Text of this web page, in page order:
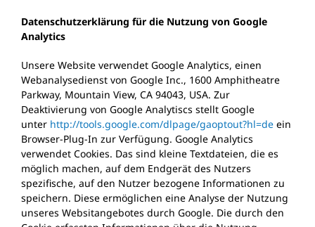
Datenschutzerklärung für die Nutzung von Google
Analytics
Unsere Website verwendet Google Analytics, einen
Webanalysedienst von Google Inc., 1600 Amphitheatre
Parkway, Mountain View, CA 94043, USA. Zur
Deaktivierung von Google Analytiscs stellt Google
unter http://tools.google.com/dlpage/gaoptout?hl=deein
Browser-Plug-In zur Verfügung. Google Analytics
verwendet Cookies. Das sind kleine Textdateien, die es
möglich machen, auf dem Endgerät des Nutzers
spezifische, auf den Nutzer bezogene Informationen zu
speichern. Diese ermöglichen eine Analyse der Nutzung
unseres Websitangebotes durch Google. Die durch den